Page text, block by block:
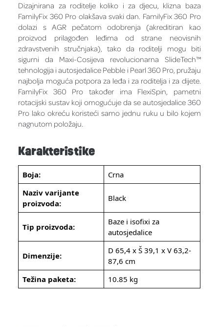
Dizajnirana za roditelje koliko i za djecu, klizna baza
FamilyFix 360 Pro olakšava svaki dan. FamilyFix 360 Pro
dolazi s AGR pečatom odobrenja (akreditiran kao
proizvod prilagođen leđima od strane neovisnih
zdravstvenih stručnjaka), tako da roditelji mogu biti
sigurni da Maxi-Cosijeva revolucionarna SlideTech™
tehnologija i autosjedalice Pebble i Pearl 360 Pro, pružaju
najbolja moguća potpora za leđa i za roditelja i za dijete.
FamilyFix 360 Pro također ima FlexiSpin, pametni
rotacijski sustav koji omogućuje da se autosjedalice 360
Pro lako okreću koristeći samo jednu ruku u bilo kojem
nagnutom položaju.
Karakteristike
Boja:
Crna
Naziv varijante
proizvoda:
Black
Tip proizvoda:
Baze i isofixi za
autosjedalice
Dimenzije:
D 65,4 x Š 39,1 x V 63,2-
87,6 cm
Težina paketa:
10.85 kg